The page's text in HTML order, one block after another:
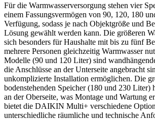
Für die Warmwasserversorgung stehen vier
einem Fassungsvermögen von 90, 120, 180
Verfügung, sodass je nach Objektgröße und
Lösung gewählt werden kann. Die größeren
sich besonders für Haushalte mit bis zu fünf
mehrere Personen gleichzeitig Warmwasser
Modelle (90 und 120 Liter) sind
die Anschlüsse an der Unterseite angebracht
unkomplizierte Installation ermöglichen. Die
bodenstehenden Speicher (180 und 230 Liter)
an der Oberseite, was Montage und Wartung
bietet die DAIKIN Multi+ verschiedene
unterschiedliche räumliche und technische